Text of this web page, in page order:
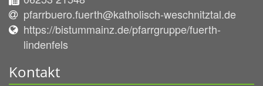
pfarrbuero.fuerth@katholisch-weschnitztal.de
https://bistummainz.de/pfarrgruppe/fuerth-
lindenfels
Kontakt